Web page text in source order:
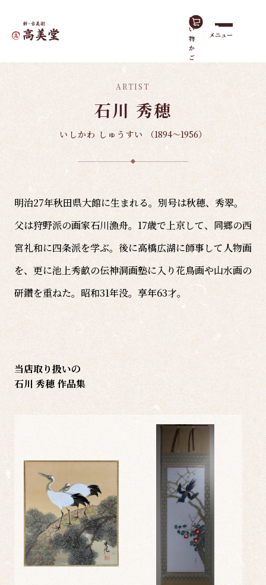
買
い
物
か
ご
メニュー
ホーム諸作家
ARTIST
石川 秀穂
いしかわ しゅうすい （1894～1956）
明治27年秋田県大館に生まれる。別号は秋穂、秀翠。
父は狩野派の画家石川漁舟。17歳で上京して、同郷の西
宮礼和に四条派を学ぶ。後に高橋広湖に師事して人物画
を、更に池上秀畝の伝神洞画塾に入り花鳥画や山水画の
研鑽を重ねた。昭和31年没。享年63才。
当店取り扱いの
石川 秀穂 作品集